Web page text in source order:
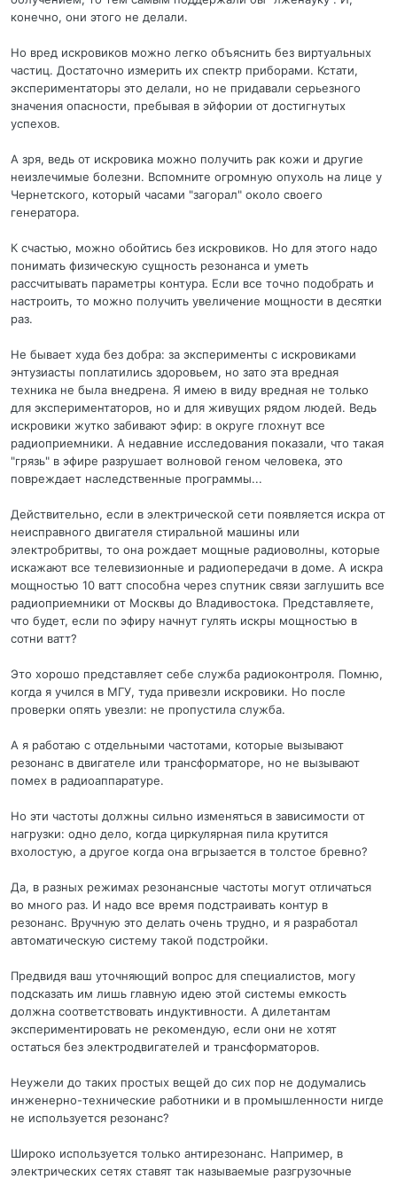
конечно, они этого не делали.
Но вред искровиков можно легко объяснить без виртуальных
частиц. Достаточно измерить их спектр приборами. Кстати,
экспериментаторы это делали, но не придавали серьезного
значения опасности, пребывая в эйфории от достигнутых
успехов.
А зря, ведь от искровика можно получить рак кожи и другие
неизлечимые болезни. Вспомните огромную опухоль на лице у
Чернетского, который часами "загорал" около своего
генератора.
К счастью, можно обойтись без искровиков. Но для этого надо
понимать физическую сущность резонанса и уметь
рассчитывать параметры контура. Если все точно подобрать и
настроить, то можно получить увеличение мощности в десятки
раз.
Не бывает худа без добра: за эксперименты с искровиками
энтузиасты поплатились здоровьем, но зато эта вредная
техника не была внедрена. Я имею в виду вредная не только
для экспериментаторов, но и для живущих рядом людей. Ведь
искровики жутко забивают эфир: в округе глохнут все
радиоприемники. А недавние исследования показали, что такая
"грязь" в эфире разрушает волновой геном человека, это
повреждает наследственные программы...
Действительно, если в электрической сети появляется искра от
неисправного двигателя стиральной машины или
электробритвы, то она рождает мощные радиоволны, которые
искажают все телевизионные и радиопередачи в доме. А искра
мощностью 10 ватт способна через спутник связи заглушить все
радиоприемники от Москвы до Владивостока. Представляете,
что будет, если по эфиру начнут гулять искры мощностью в
сотни ватт?
Это хорошо представляет себе служба радиоконтроля. Помню,
когда я учился в МГУ, туда привезли искровики. Но после
проверки опять увезли: не пропустила служба.
А я работаю с отдельными частотами, которые вызывают
резонанс в двигателе или трансформаторе, но не вызывают
помех в радиоаппаратуре.
Но эти частоты должны сильно изменяться в зависимости от
нагрузки: одно дело, когда циркулярная пила крутится
вхолостую, а другое когда она вгрызается в толстое бревно?
Да, в разных режимах резонансные частоты могут отличаться
во много раз. И надо все время подстраивать контур в
резонанс. Вручную это делать очень трудно, и я разработал
автоматическую систему такой подстройки.
Предвидя ваш уточняющий вопрос для специалистов, могу
подсказать им лишь главную идею этой системы емкость
должна соответствовать индуктивности. А дилетантам
экспериментировать не рекомендую, если они не хотят
остаться без электродвигателей и трансформаторов.
Неужели до таких простых вещей до сих пор не додумались
инженерно-технические работники и в промышленности нигде
не используется резонанс?
Широко используется только антирезонанс. Например, в
электрических сетях ставят так называемые разгрузочные